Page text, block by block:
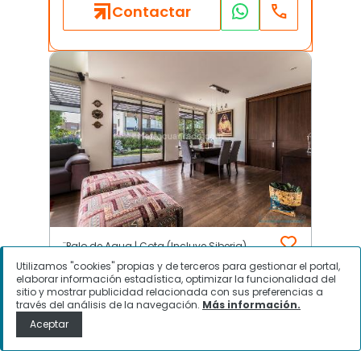
Contactar
¨Palo de Agua | Cota (Incluye Siberia)
$1.290.000.000
Casa en Venta, ¨Palo de Agua,
Utilizamos "cookies" propias y de terceros para gestionar el portal,
elaborar información estadística, optimizar la funcionalidad del
sitio y mostrar publicidad relacionada con sus preferencias a
través del análisis de la navegación. Más información.
Aceptar